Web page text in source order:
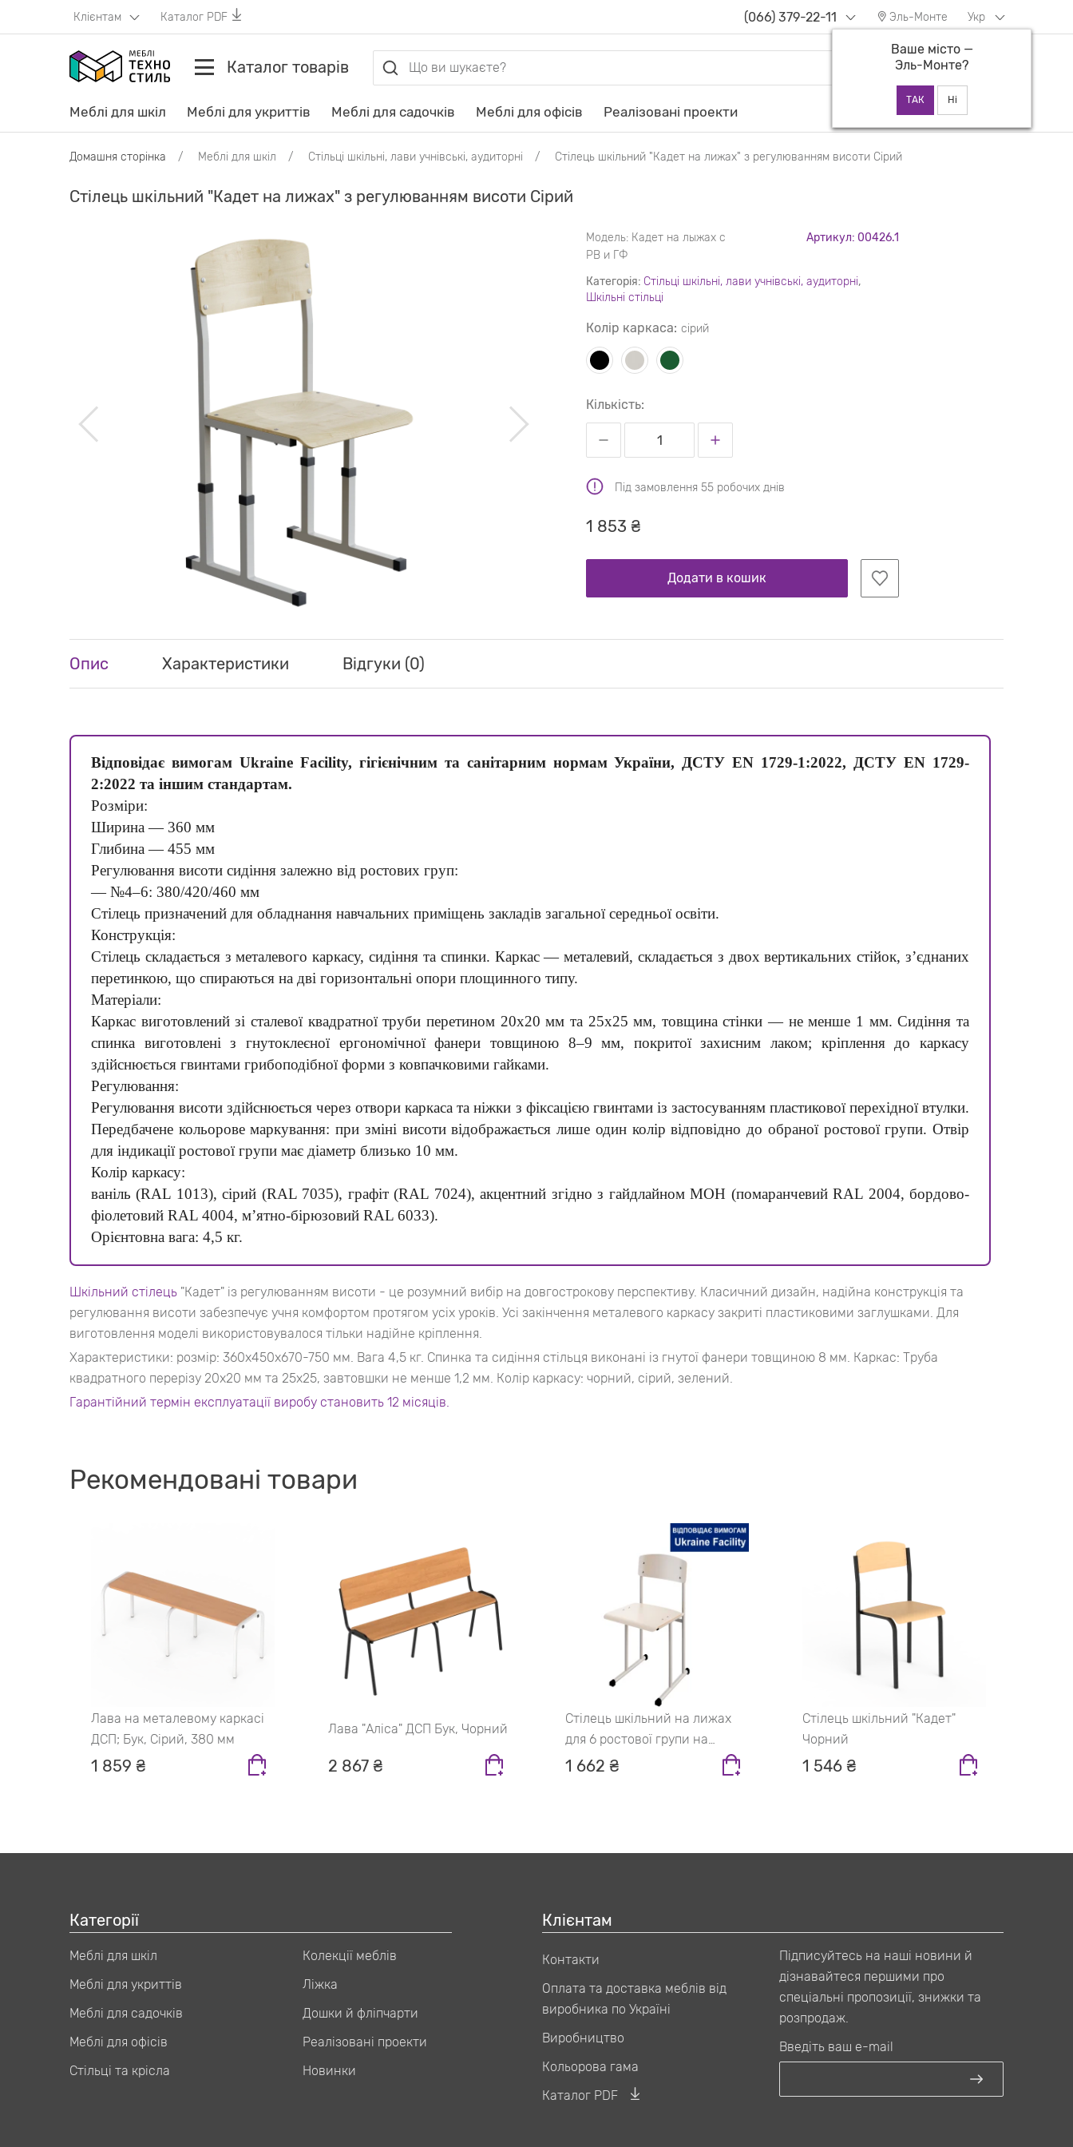
Клієнтам Каталог PDF (066) 379-22-11 Эль-Монте
Ваше місто —
Эль-Монте?
Укр
Каталог товарів
Меблі для шкіл Меблі для укриттів Меблі для садочків Меблі для офісів Реалізовані проекти
Домашня сторінка Меблі для шкіл Стільці шкільні, лави учнівські, аудиторні Стілець шкільний "Кадет на лижах" з регулюванням висоти Сірий
Стілець шкільний "Кадет на лижах" з регулюванням висоти Сірий
Модель: Кадет на лыжах с
РВ и ГФ
Артикул: 00426.1
Категорія: Стільці шкільні, лави учнівські, аудиторні,
Шкільні стільці
Колір каркаса: сірий
Кількість:
Під замовлення 55 робочих днів
1 853 ₴
Додати в кошик
Опис Характеристики Відгуки (0)
Відповідає вимогам Ukraine Facility, гігієнічним та санітарним нормам України, ДСТУ EN 1729-1:2022, ДСТУ EN 1729-
2:2022 та іншим стандартам.
Розміри:
Ширина — 360 мм
Глибина — 455 мм
Регулювання висоти сидіння залежно від ростових груп:
— №4–6: 380/420/460 мм
Стілець призначений для обладнання навчальних приміщень закладів загальної середньої освіти.
Конструкція:
Стілець складається з металевого каркасу, сидіння та спинки. Каркас — металевий, складається з двох вертикальних стійок, з’єднаних
перетинкою, що спираються на дві горизонтальні опори площинного типу.
Матеріали:
Каркас виготовлений зі сталевої квадратної труби перетином 20х20 мм та 25х25 мм, товщина стінки — не менше 1 мм. Сидіння та
спинка виготовлені з гнутоклеєної ергономічної фанери товщиною 8–9 мм, покритої захисним лаком; кріплення до каркасу
здійснюється гвинтами грибоподібної форми з ковпачковими гайками.
Регулювання:
Регулювання висоти здійснюється через отвори каркаса та ніжки з фіксацією гвинтами із застосуванням пластикової перехідної втулки.
Передбачене кольорове маркування: при зміні висоти відображається лише один колір відповідно до обраної ростової групи. Отвір
для індикації ростової групи має діаметр близько 10 мм.
Колір каркасу:
ваніль (RAL 1013), сірий (RAL 7035), графіт (RAL 7024), акцентний згідно з гайдлайном МОН (помаранчевий RAL 2004, бордово-
фіолетовий RAL 4004, м’ятно-бірюзовий RAL 6033).
Орієнтовна вага: 4,5 кг.
Шкільний стілець "Кадет" із регулюванням висоти - це розумний вибір на довгострокову перспективу. Класичний дизайн, надійна конструкція та
регулювання висоти забезпечує учня комфортом протягом усіх уроків. Усі закінчення металевого каркасу закриті пластиковими заглушками. Для
виготовлення моделі використовувалося тільки надійне кріплення.
Характеристики: розмір: 360x450х670-750 мм. Вага 4,5 кг. Спинка та сидіння стільця виконані із гнутої фанери товщиною 8 мм. Каркас: Труба
квадратного перерізу 20x20 мм та 25х25, завтовшки не менше 1,2 мм. Колір каркасу: чорний, сірий, зелений.
Гарантійний термін експлуатації виробу становить 12 місяців.
Рекомендовані товари
Лава на металевому каркасі
ДСП; Бук, Сірий, 380 мм
1 859 ₴
Лава "Аліса" ДСП Бук, Чорний
2 867 ₴
Стілець шкільний на лижах
для 6 ростової групи на
квадратній трубі
1 662 ₴
Стілець шкільний "Кадет"
Чорний
1 546 ₴
Категорії
Меблі для шкіл
Меблі для укриттів
Меблі для садочків
Меблі для офісів
Стільці та крісла
Колекції меблів
Ліжка
Дошки й фліпчарти
Реалізовані проекти
Новинки
Клієнтам
Контакти
Оплата та доставка меблів від
виробника по Україні
Виробництво
Кольорова гама
Каталог PDF
Підписуйтесь на наші новини й
дізнавайтеся першими про
спеціальні пропозиції, знижки та
розпродаж.
Введіть ваш e-mail